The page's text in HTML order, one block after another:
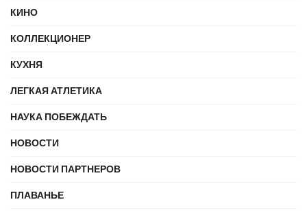
КИНО
КОЛЛЕКЦИОНЕР
КУХНЯ
ЛЕГКАЯ АТЛЕТИКА
НАУКА ПОБЕЖДАТЬ
НОВОСТИ
НОВОСТИ ПАРТНЕРОВ
ПЛАВАНЬЕ